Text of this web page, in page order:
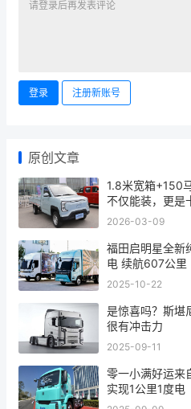
登录 注册新账号
原创文章
1.8米宽箱+150
不仅能装，更是
2026-03-09
福田启明星全新
电 续航607公里
2025-10-22
是惊喜吗？斯堪
很有冲击力
2025-09-11
零一小满好运来
实现1公里1度电